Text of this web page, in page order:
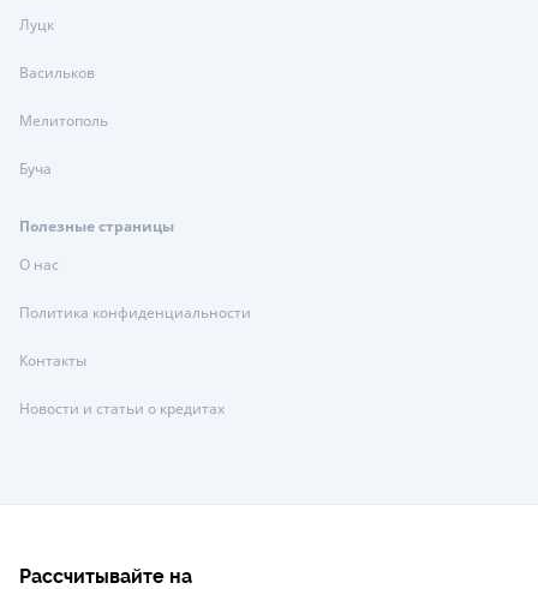
Луцк
Васильков
Мелитополь
Буча
Полезные страницы
О нас
Политика конфиденциальности
Контакты
Новости и статьи о кредитах
Рассчитывайте на